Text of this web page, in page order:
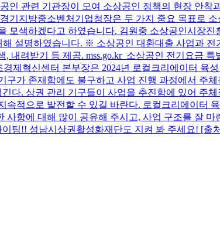
관련 기관장이 모여 소상공인 정책의 현장 안착
기지방중소벤처기업청장은 두 가지 중요 목표로
모색하겠다고 하였습니다. 김원중 소상공인시장
설명하였습니다. ※ 소상공인 대환대출 사업과
려받기 등 제공. mss.go.kr 소상공인 전기요금
경제혁신센터 본부장은 2024년 로컬크리에이터
가 존재함에도 불구하고 사업 진행 과정에서 주
다. 상권 관리 기구들이 사업을 추진함에 있어 주
적으로 발전할 수 있길 바란다. 로컬크리에이터
항에 대해 많이 공유해 주시고, 사업 구조를 잘
팅!! 성남시상권활성화재단도 지켜 봐 주세요! [출